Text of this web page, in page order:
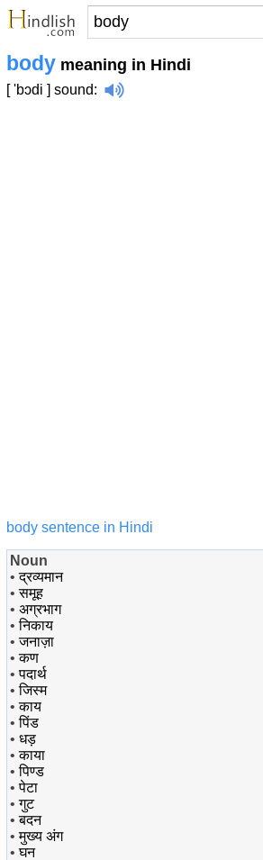
body meaning in Hindi
[ 'bɔdi ] sound:
body sentence in Hindi
Noun
•द्रव्यमान
•समूह
• अग्रभाग
•निकाय
•जनाज़ा
•कण
•पदार्थ
•जिस्म
•काय
•पिंड
• धड़
•काया
•पिण्ड
•पेटा
•गुट
•बदन
•मुख्य अंग
•घन